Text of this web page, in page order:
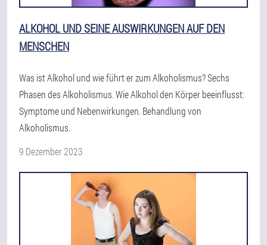
ALKOHOL UND SEINE AUSWIRKUNGEN AUF DEN
MENSCHEN
Was ist Alkohol und wie führt er zum Alkoholismus? Sechs
Phasen des Alkoholismus. Wie Alkohol den Körper beeinflusst:
Symptome und Nebenwirkungen. Behandlung von
Alkoholismus.
9 Dezember 2023